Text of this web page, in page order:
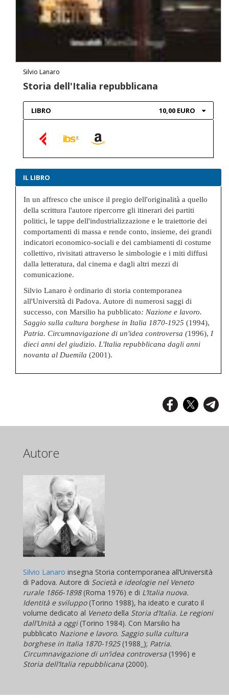
Silvio Lanaro
Storia dell'Italia repubblicana
LIBRO 10,00 EURO
IL LIBRO
In un affresco che unisce il pregio dell'originalità a quello
della scrittura l'autore ripercorre gli itinerari dei partiti
politici, le tappe dell'industrializzazione e le traiettorie dei
comportamenti di massa e rende conto, insieme, dei grandi
indicatori economico-sociali e dei cambiamenti di costume
collettivo, rivisitati attraverso le simbologie e i miti diffusi
dalla letteratura, dal cinema e dagli altri mezzi di
comunicazione.
Silvio Lanaro è ordinario di storia contemporanea
all'Università di Padova. Autore di numerosi saggi di
successo, con Marsilio ha pubblicato: Nazione e lavoro.
Saggio sulla cultura borghese in Italia 1870-1925 (1994),
Patria. Circumnavigazione di un'idea controversa (1996), I
dieci anni del giudizio. L'Italia repubblicana dagli anni
novanta al Duemila (2001).
Autore
Silvio Lanaro insegna Storia contemporanea all’Università
di Padova. Autore di Società e ideologie nel Veneto
rurale 1866-1898(Roma 1976) e di L’Italia nuova.
Identità e sviluppo(Torino 1988), ha ideato e curato il
volume dedicato al Venetodella Storia d’Italia. Le regioni
dall’Unità a oggi(Torino 1984). Con Marsilio ha
pubblicato Nazione e lavoro. Saggio sulla cultura
borghese in Italia 1870-1925(1988_); Patria.
Circumnavigazione di un’idea controversa (1996) e
Storia dell’Italia repubblicana (2000).